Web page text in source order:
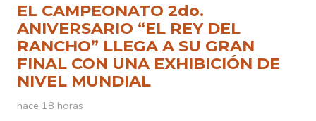
EL CAMPEONATO 2do.
ANIVERSARIO “EL REY DEL
RANCHO” LLEGA A SU GRAN
FINAL CON UNA EXHIBICIÓN DE
NIVEL MUNDIAL
hace 18 horas